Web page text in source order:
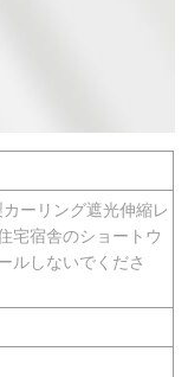
ーリング遮光伸縮レ
宅宿舎のショートウ
ルしないでくださ